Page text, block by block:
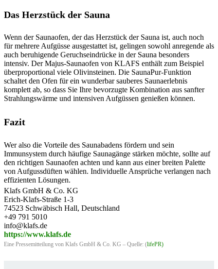
Das Herzstück der Sauna
Wenn der Saunaofen, der das Herzstück der Sauna ist, auch noch
für mehrere Aufgüsse ausgestattet ist, gelingen sowohl anregende als
auch beruhigende Geruchseindrücke in der Sauna besonders
intensiv. Der Majus-Saunaofen von KLAFS enthält zum Beispiel
überproportional viele Olivinsteinen. Die SaunaPur-Funktion
schaltet den Ofen für ein wunderbar sauberes Saunaerlebnis
komplett ab, so dass Sie Ihre bevorzugte Kombination aus sanfter
Strahlungswärme und intensiven Aufgüssen genießen können.
Fazit
Wer also die Vorteile des Saunabadens fördern und sein
Immunsystem durch häufige Saunagänge stärken möchte, sollte auf
den richtigen Saunaofen achten und kann aus einer breiten Palette
von Aufgussdüften wählen. Individuelle Ansprüche verlangen nach
effizienten Lösungen.
Klafs GmbH & Co. KG
Erich-Klafs-Straße 1-3
74523 Schwäbisch Hall, Deutschland
+49 791 5010
info@klafs.de
https://www.klafs.de
Eine Pressemitteilung von Klafs GmbH & Co. KG – Quelle: (lifePR)